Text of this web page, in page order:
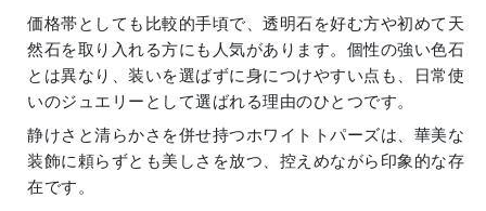
価格帯としても比較的手頃で、透明石を好む方や初めて天
然石を取り入れる方にも人気があります。個性の強い色石
とは異なり、装いを選ばずに身につけやすい点も、日常使
いのジュエリーとして選ばれる理由のひとつです。
静けさと清らかさを併せ持つホワイトトパーズは、華美な
装飾に頼らずとも美しさを放つ、控えめながら印象的な存
在です。